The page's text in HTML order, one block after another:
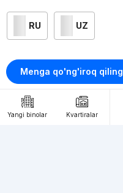
Menga qo'ng'iroq qiling
Yangi binolar Kvartiralar
RU UZ
Kontaktlar
loyiha haqida
Webnow © loyihasi